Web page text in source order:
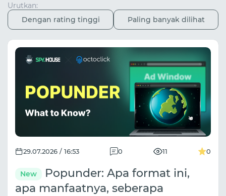
Urutkan:
Dengan rating tinggi
Paling banyak dilihat
29.07.2026 / 16:53 0 11 0
New
Popunder: Apa format ini,
apa manfaatnya, seberapa